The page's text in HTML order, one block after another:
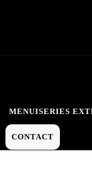
MENUISERIES
CONTACT